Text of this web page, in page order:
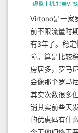
虚拟主机,北美VPS,
Virtono是一家
前不限流量时
有3年了。稳
障。算是比较
房居多，罗马
会像那个罗马
其实次数很多
销其实前些天
的优惠码有什